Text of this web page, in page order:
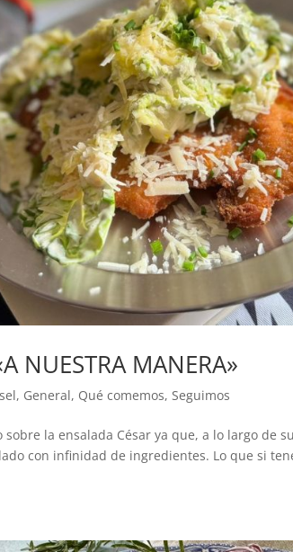
NUESTRA MANERA»
, General, Qué comemos,Seguimos
la ensalada César ya que, a lo largo de
con infinidad de ingredientes. Lo que si